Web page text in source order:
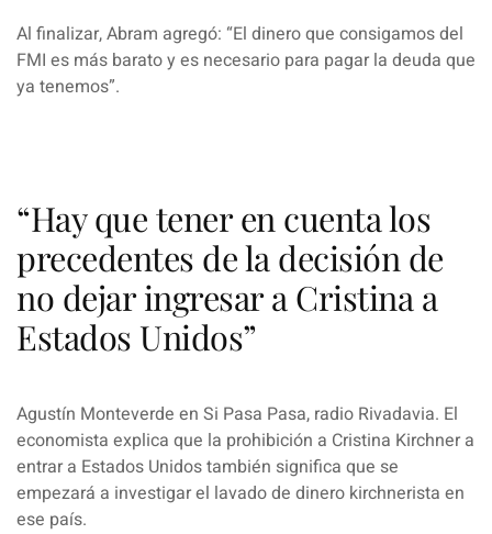
Al finalizar,Abram agregó: “El dinero que consigamos del
FMI es más barato y es necesario para pagar la deuda que
ya tenemos”.
“Hay que tener en cuenta los
precedentes de la decisión de
no dejar ingresar a Cristina a
Estados Unidos”
Agustín Monteverde en Si Pasa Pasa, radio Rivadavia. El
economista explica que la prohibición a Cristina Kirchner a
entrar a Estados Unidos también significa que se
empezará a investigar el lavado de dinero kirchnerista en
ese país.